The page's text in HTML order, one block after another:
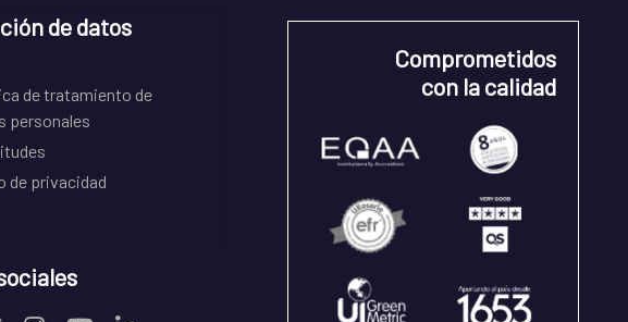
de datos
de tratamiento de
personales
de privacidad
Comprometidos
con la calidad